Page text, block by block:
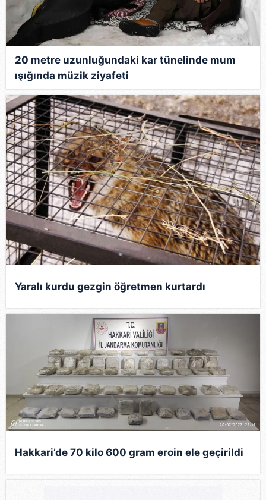
20 metre uzunluğundaki kar tünelinde mum
ışığında müzik ziyafeti
Yaralı kurdu gezgin öğretmen kurtardı
Hakkari’de 70 kilo 600 gram eroin ele geçirildi